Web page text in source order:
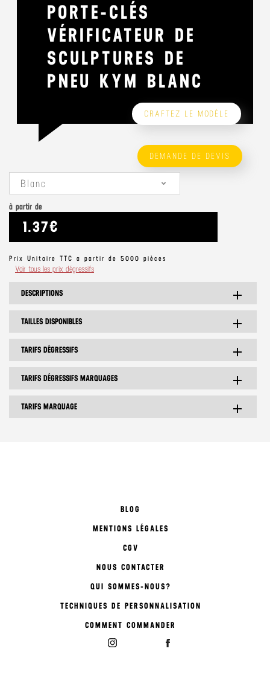
PORTE-CLÉS
VÉRIFICATEUR DE
SCULPTURES DE
PNEU KYM BLANC
CRAFTEZ LE MODÈLE
DEMANDE DE DEVIS
Blanc
à partir de
1.37€
Prix Unitaire TTC a partir de 5000 pièces
Voir tous les prix dégressifs
DESCRIPTIONS add
TAILLES DISPONIBLES add
TARIFS DÉGRESSIFS add
TARIFS DÉGRESSIFS MARQUAGES add
TARIFS MARQUAGE add
BLOG
MENTIONS LÉGALES
CGV
NOUS CONTACTER
QUI SOMMES-NOUS?
TECHNIQUES DE PERSONNALISATION
COMMENT COMMANDER